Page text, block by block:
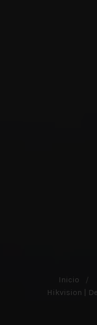
Inicio
Hikvision |